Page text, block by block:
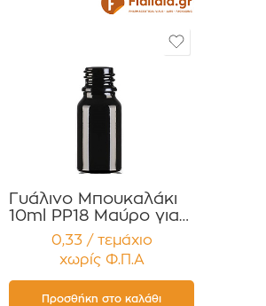
Γυάλινο Μπουκαλάκι
10ml PP18 Μαύρο για
Αιθέρια Έλαια ,
Βάμματα , Αρώματα
Συσκευασία 12
τεμαχίων
0,33 / τεμάχιο
χωρίς Φ.Π.Α
Προσθήκη στο καλάθι